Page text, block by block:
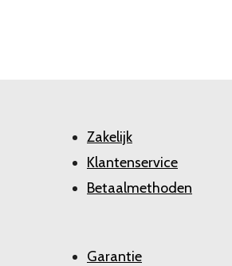
Zakelijk
Klantenservice
Betaalmethoden
Garantie